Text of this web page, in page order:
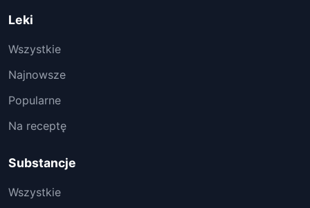
Leki
Wszystkie
Najnowsze
Popularne
Na receptę
Substancje
Wszystkie